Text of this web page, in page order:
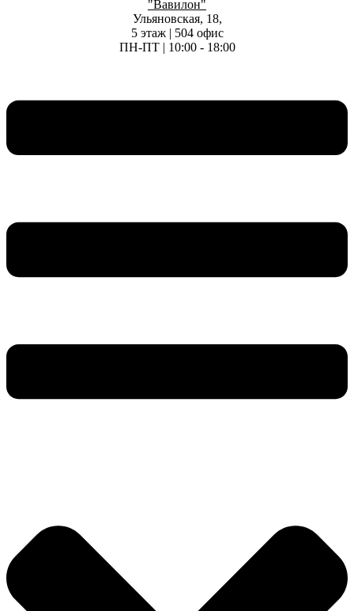
"Вавилон"
Ульяновская, 18,
5 этаж | 504 офис
ПН-ПТ | 10:00 - 18:00